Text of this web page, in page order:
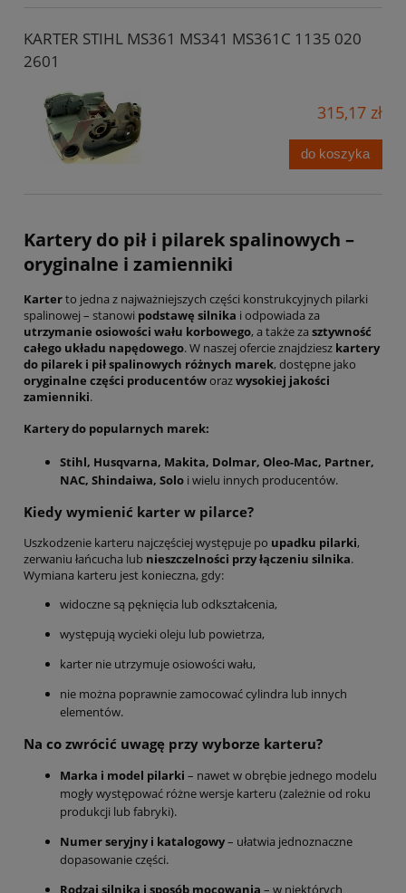
KARTER STIHL MS361 MS341 MS361C 1135 020
2601
315,17 zł
do koszyka
Kartery do pił i pilarek spalinowych –
oryginalne i zamienniki
Karterto jedna z najważniejszych części konstrukcyjnych pilarki
spalinowej – stanowi podstawę silnika i odpowiada za
utrzymanie osiowości wału korbowego, a także za sztywność
całego układu napędowego. W naszej ofercie znajdziesz kartery
do pilarek i pił spalinowych różnych marek, dostępne jako
oryginalne części producentóworazwysokiej jakości
zamienniki.
Kartery do popularnych marek:
Stihl, Husqvarna, Makita, Dolmar, Oleo-Mac, Partner,
NAC, Shindaiwa, Solo i wielu innych producentów.
Kiedy wymienić karter w pilarce?
Uszkodzenie karteru najczęściej występuje po upadku pilarki,
zerwaniu łańcucha lub nieszczelności przy łączeniu silnika.
Wymiana karteru jest konieczna, gdy:
widoczne są pęknięcia lub odkształcenia,
występują wycieki oleju lub powietrza,
karter nie utrzymuje osiowości wału,
nie można poprawnie zamocować cylindra lub innych
elementów.
Na co zwrócić uwagę przy wyborze karteru?
Marka i model pilarki – nawet w obrębie jednego modelu
mogły występować różne wersje karteru (zależnie od roku
produkcji lub fabryki).
Numer seryjny i katalogowy– ułatwia jednoznaczne
dopasowanie części.